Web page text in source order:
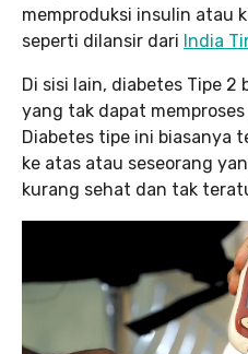
memproduksi insulin atau
seperti dilansir dari India
Di sisi lain, diabetes Tipe 2
yang tak dapat
Diabetes tipe ini biasanya
ke atas atau seseorang
kurang sehat dan tak